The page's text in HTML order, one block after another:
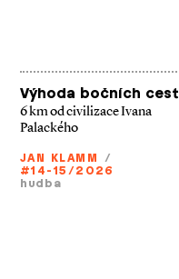
Výhoda bočních cest
6 km od civilizace Ivana
Palackého
JAN KLAMM /
#14-15/2026
hudba